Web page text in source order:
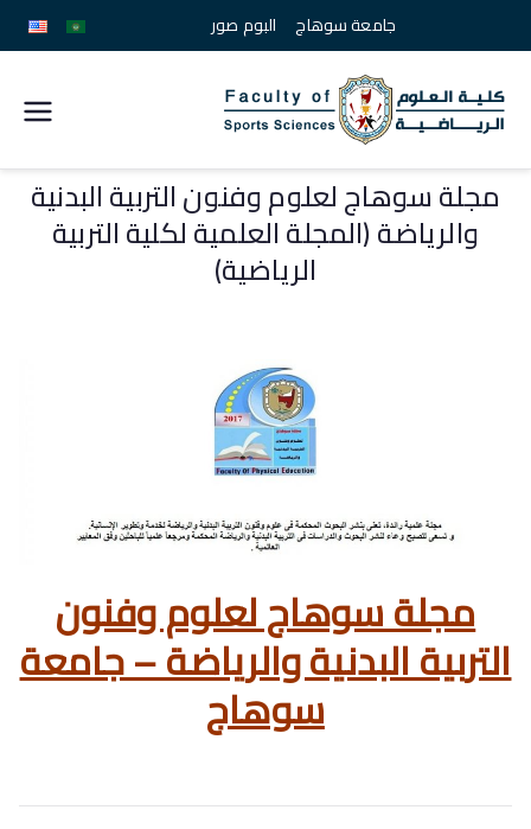
جامعة سوهاج البوم صور
علوم
الرياضة
سوهاج
مجلة سوهاج لعلوم وفنون التربية البدنية
والرياضة (المجلة العلمية لكلية التربية
الرياضية)
مجلة سوهاج لعلوم وفنون
التربية البدنية والرياضة – جامعة
سوهاج